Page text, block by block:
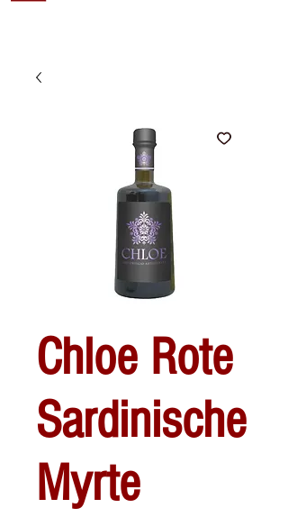
Chloe Rote
Sardinische
Myrte